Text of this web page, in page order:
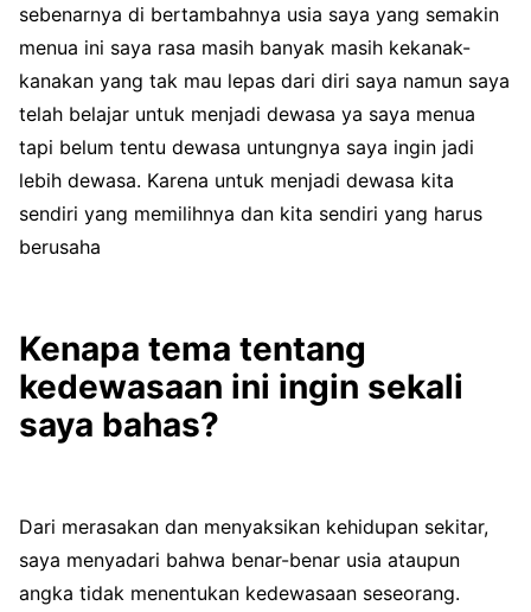
sebenarnya di bertambahnya usia saya yang semakin
menua ini saya rasa masih banyak masih kekanak-
kanakan yang tak mau lepas dari diri saya namun saya
telah belajar untuk menjadi dewasa ya saya menua
tapi belum tentu dewasa untungnya saya ingin jadi
lebih dewasa. Karena untuk menjadi dewasa kita
sendiri yang memilihnya dan kita sendiri yang harus
berusaha
Kenapa tema tentang
kedewasaan ini ingin sekali
saya bahas?
Dari merasakan dan menyaksikan kehidupan sekitar,
saya menyadari bahwa benar-benar usia ataupun
angka tidak menentukan kedewasaan seseorang.